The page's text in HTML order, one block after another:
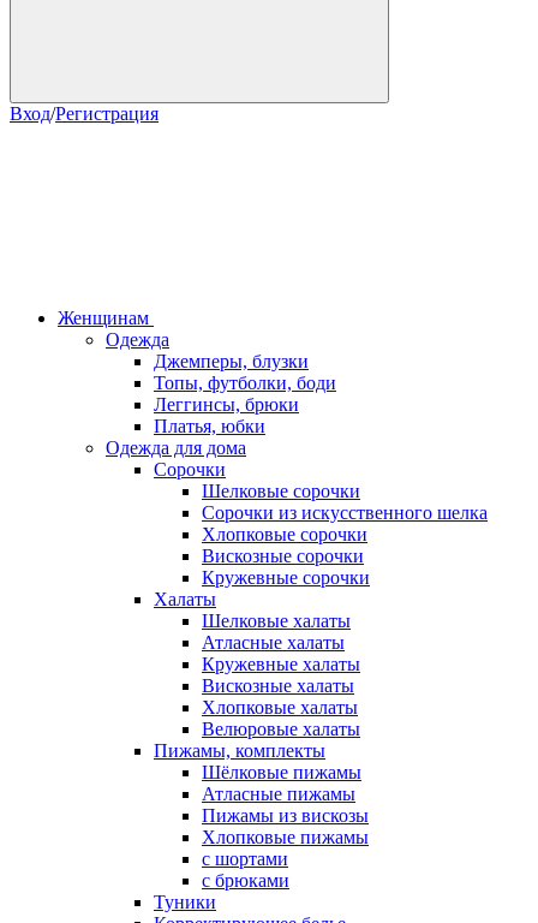
Вход/Регистрация
Женщинам
Одежда
Джемперы, блузки
Топы, футболки, боди
Леггинсы, брюки
Платья, юбки
Одежда для дома
Сорочки
Шелковые сорочки
Сорочки из искусственного шелка
Хлопковые сорочки
Вискозные сорочки
Кружевные сорочки
Халаты
Шелковые халаты
Атласные халаты
Кружевные халаты
Вискозные халаты
Хлопковые халаты
Велюровые халаты
Пижамы, комплекты
Шёлковые пижамы
Атласные пижамы
Пижамы из вискозы
Хлопковые пижамы
с шортами
с брюками
Туники